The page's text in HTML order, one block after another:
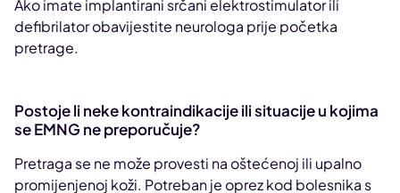
Ako imate implantirani srčani elektrostimulator ili
defibrilator obavijestite neurologa prije početka
pretrage.
Postoje li neke kontraindikacije ili situacije u kojima
se EMNG ne preporučuje?
Pretraga se ne može provesti na oštećenoj ili upalno
promijenjenoj koži. Potreban je oprez kod bolesnika s